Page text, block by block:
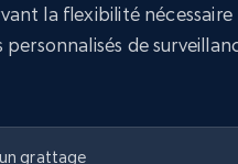
la flexibilité
de